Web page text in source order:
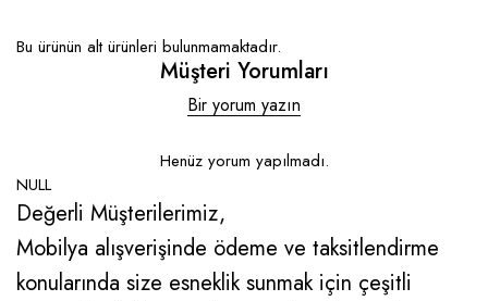
Bu ürünün alt ürünleri bulunmamaktadır.
Müşteri Yorumları
Bir yorum yazın
Henüz yorum yapılmadı.
NULL
Değerli Müşterilerimiz,
Mobilya alışverişinde ödeme ve taksitlendirme
konularında size esneklik sunmak için çeşitli